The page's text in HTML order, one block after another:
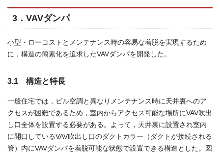
3．VAVダンパ
小型・ローコストとメンテナンス時の容易な着脱を実現するため
に，構造の簡素化を追求したVAVダンパを開発した。
3.1 構造と特長
一般住宅では，ビル空調と異なりメンテナンス時に天井裏へのア
クセスが困難であるため，室内からアクセス可能な場所にVAV吹出
し口全体を設置する必要がある。よって，天井裏に設置され室内
に開口しているVAV吹出し口のダクトカラー（ダクトが接続される
管）内にVAVダンパを着脱可能な状態で設置できる構造とした。図